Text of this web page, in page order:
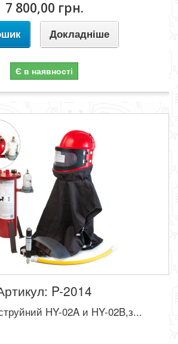
7 800,00 грн.
Докладніше
Є в наявності
P-2014
HY-02A и HY-02B,з...